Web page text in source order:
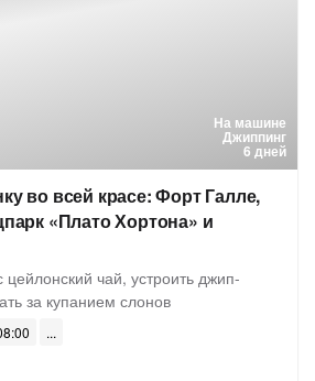
На машине
Джиппинг
6 дней
во всей красе: Форт Галле,
«Плато Хортона» и
цейлонский чай, устроить джип-
за купанием слонов